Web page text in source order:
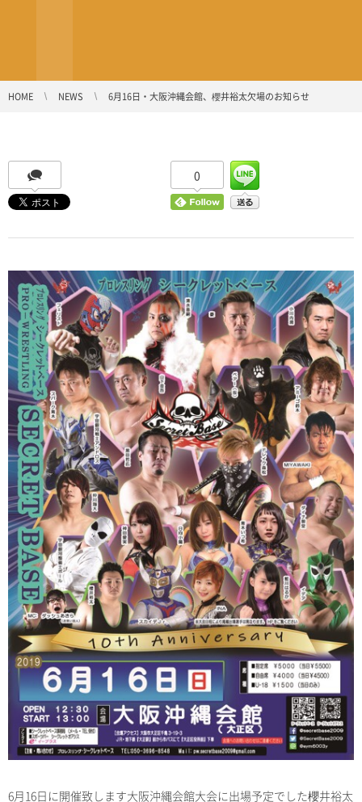
HOME NEWS 6月16日・大阪沖縄会館、櫻井裕太欠場のお知らせ
0
6月 16日 に開催致します大阪沖縄会館大会に出場予定でした櫻井裕太